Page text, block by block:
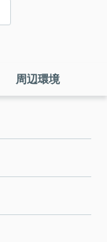
周辺環境